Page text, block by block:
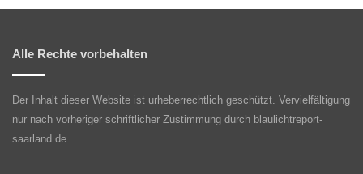
Alle Rechte vorbehalten
Der Inhalt dieser Website ist urheberrechtlich geschützt. Vervielfältigung
nur nach vorheriger schriftlicher Zustimmung durch blaulichtreport-
saarland.de